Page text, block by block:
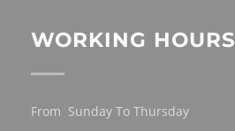
WORKING HOURS
From Sunday To Thursday